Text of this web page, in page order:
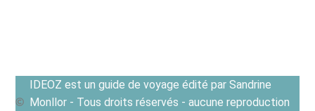
IDEOZ est un guide de voyage édité par Sandrine
Monllor - Tous droits réservés - aucune reproduction